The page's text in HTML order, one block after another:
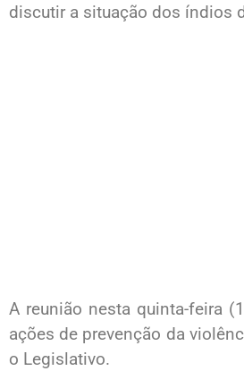
discutir a situação dos índios
A reunião nesta quinta-feira
ações de prevenção da
o Legislativo.